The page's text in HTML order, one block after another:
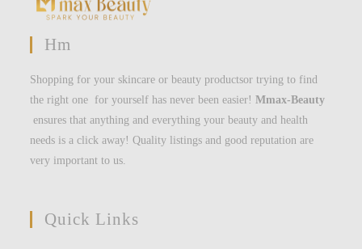
Hm
Shopping for your skincare or beauty productsor trying to find
the right one for yourself has never been easier!Mmax-Beauty
ensures that anything and everything your beauty and health
needs is a click away! Quality listings and good reputation are
very important to us.
Quick Links